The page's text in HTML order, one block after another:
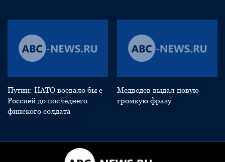
Путин: НАТО воевало бы с
Россией до последнего
финского солдата
Медведев выдал новую
громкую фразу